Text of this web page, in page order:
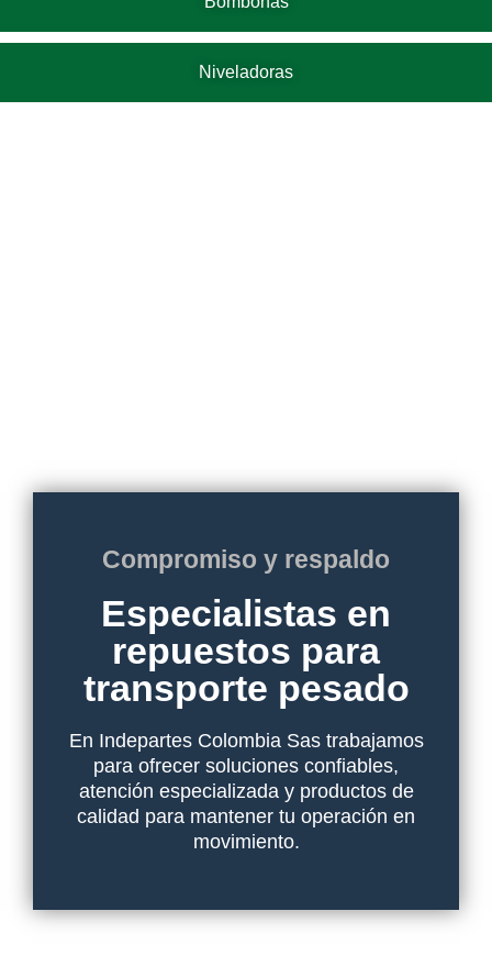
Niveladoras
Compromiso y respaldo
Especialistas en
repuestos para
transporte pesado
En Indepartes Colombia Sas trabajamos
para ofrecer soluciones confiables,
atención especializada y productos de
calidad para mantener tu operación en
movimiento.